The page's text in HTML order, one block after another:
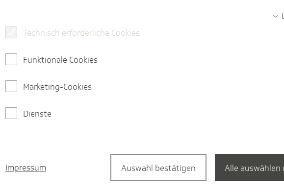
Technisch erforderliche Cookies
Funktionale Cookies
Marketing-Cookies
Dienste
Impressum Auswahl bestätigen Alle auswählen